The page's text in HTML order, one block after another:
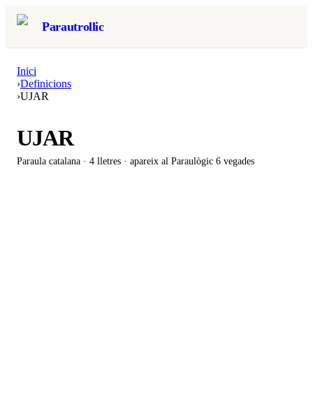
Parautrollic
Inici
›Definicions
›UJAR
UJAR
Paraula catalana · 4 lletres · apareix al Paraulògic 6 vegades